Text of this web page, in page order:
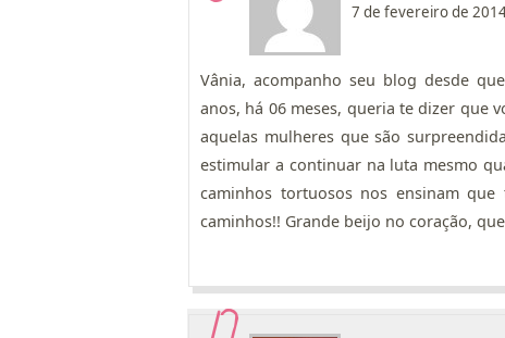
7 de fevereiro de
Vânia, acompanho seu blog desde
anos, há 06 meses, queria te dizer que
aquelas mulheres que são
estimular a continuar na luta mesmo
caminhos tortuosos nos ensinam
caminhos!! Grande beijo no coração,